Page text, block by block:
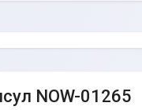
NOW-01265